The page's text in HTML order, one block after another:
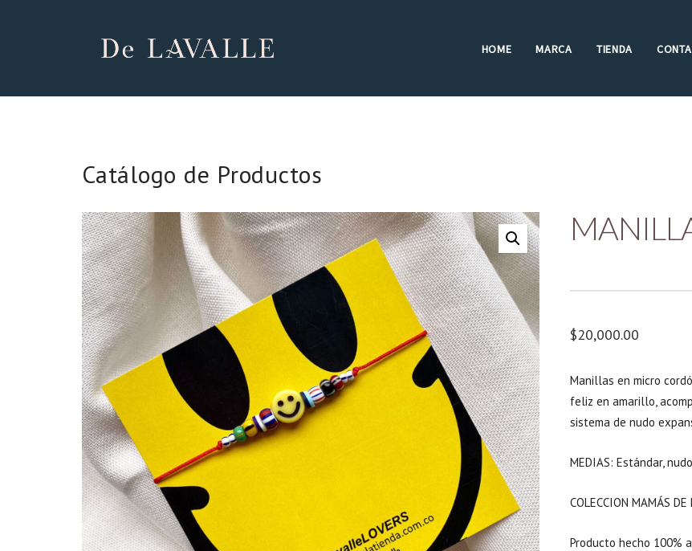
HOME MARCA TIENDA
Catálogo de Productos
$20,000.00
Manillas en micro
feliz en amarillo,
sistema de nudo
MEDIAS: Estándar,
COLECCION MAMÁS DE
Producto hecho 100%